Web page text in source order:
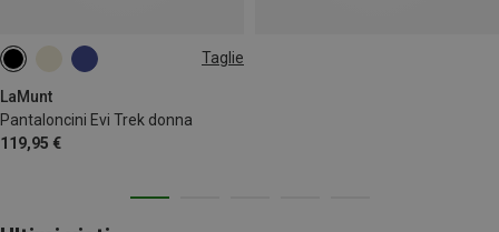
Taglie
LaMunt
Pantaloncini Evi Trek donna
119,95 €
XS M
XXL